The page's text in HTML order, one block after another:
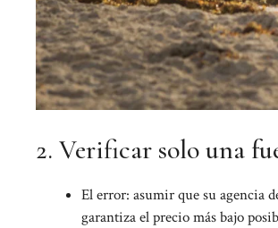
2. Verificar solo una
El error: asumir que su agencia
garantiza el precio más bajo